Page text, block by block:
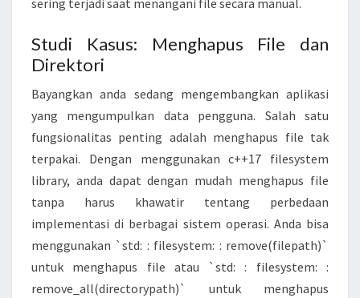
sering terjadi saat menangani file secara manual.
Studi Kasus: Menghapus File dan
Direktori
Bayangkan anda sedang mengembangkan aplikasi
yang mengumpulkan data pengguna. Salah satu
fungsionalitas penting adalah menghapus file tak
terpakai. Dengan menggunakan c++17 filesystem
library, anda dapat dengan mudah menghapus file
tanpa harus khawatir tentang perbedaan
implementasi di berbagai sistem operasi. Anda bisa
menggunakan `std: : filesystem: : remove(filepath)`
untuk menghapus file atau `std: : filesystem: :
remove_all(directorypath)` untuk menghapus